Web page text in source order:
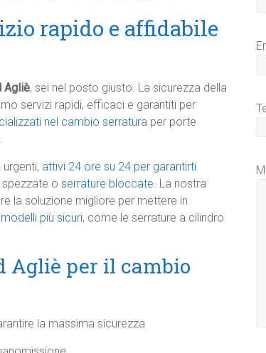
rapido e affidabile
Agliè, sei nel posto giusto. La sicurezza della
servizi rapidi, efficaci e garantiti per
nel cambio serratura per porte
attivi 24 ore su 24 per garantirti
o serrature bloccate. La nostra
la soluzione migliore per mettere in
più sicuri, come le serrature a cilindro
Agliè per il cambio
la massima sicurezza